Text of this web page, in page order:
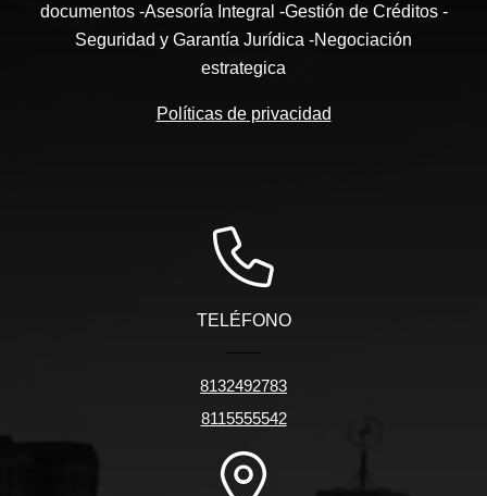
documentos -Asesoría Integral -Gestión de Créditos -
Seguridad y Garantía Jurídica -Negociación
estrategica
Políticas de privacidad
TELÉFONO
8132492783
8115555542